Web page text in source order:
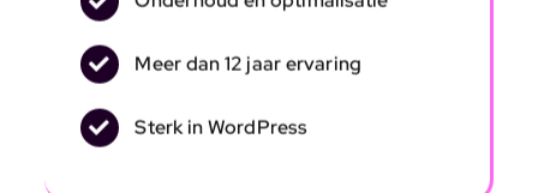
Meer dan 12 jaar ervaring
Sterk in WordPress